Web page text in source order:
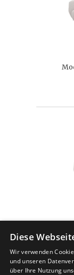
Diese
Wir verwenden
und unseren
über Ihre Nutzung